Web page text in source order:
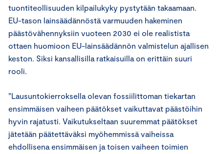
tuontiteollisuuden kilpailukyky pystytään takaamaan.
EU-tason lainsäädännöstä varmuuden hakeminen
päästövähennyksiin vuoteen 2030 ei ole realistista
ottaen huomioon EU-lainsäädännön valmistelun ajallisen
keston. Siksi kansallisilla ratkaisuilla on erittäin suuri
rooli.
”Lausuntokierroksella olevan fossiilittoman tiekartan
ensimmäisen vaiheen päätökset vaikuttavat päästöihin
hyvin rajatusti. Vaikutukseltaan suuremmat päätökset
jätetään päätettäväksi myöhemmissä vaiheissa
ehdollisena ensimmäisen ja toisen vaiheen toimien